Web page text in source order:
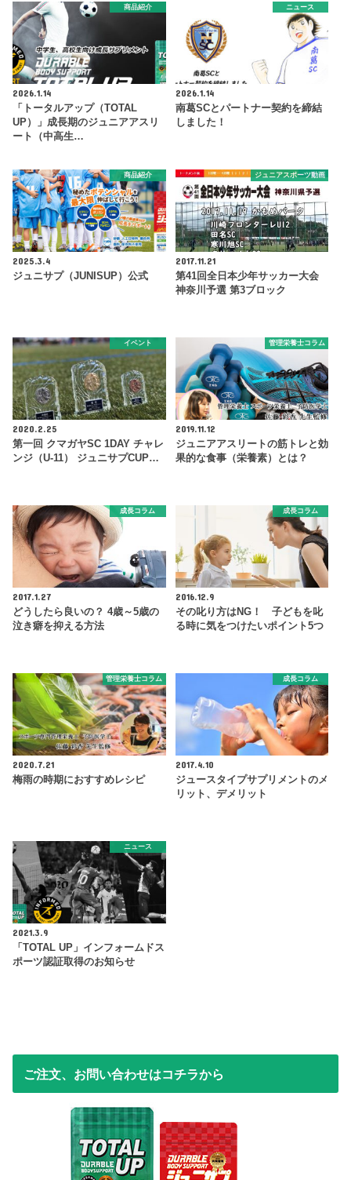
商品紹介
2026.1.14
「トータルアップ（TOTAL
UP）」成長期のジュニアアスリ
ート（中高生…
ニュース
2026.1.14
南葛SCとパートナー契約を締結
しました！
商品紹介
2025.3.4
ジュニサプ（JUNISUP）公式
ジュニアスポーツ動画
2017.11.21
第41回全日本少年サッカー大会
神奈川予選 第3ブロック
イベント
2020.2.25
第一回 クマガヤSC 1DAY チャレ
ンジ（U-11） ジュニサプCUP…
管理栄養士コラム
2019.11.12
ジュニアアスリートの筋トレと効
果的な食事（栄養素）とは？
成長コラム
2017.1.27
どうしたら良いの？ 4歳～5歳の
泣き癖を抑える方法
成長コラム
2016.12.9
その叱り方はNG！ 子どもを叱
る時に気をつけたいポイント5つ
管理栄養士コラム
2020.7.21
梅雨の時期におすすめレシピ
成長コラム
2017.4.10
ジュースタイプサプリメントのメ
リット、デメリット
ニュース
2021.3.9
「TOTAL UP」インフォームドス
ポーツ認証取得のお知らせ
ご注文、お問い合わせはコチラから